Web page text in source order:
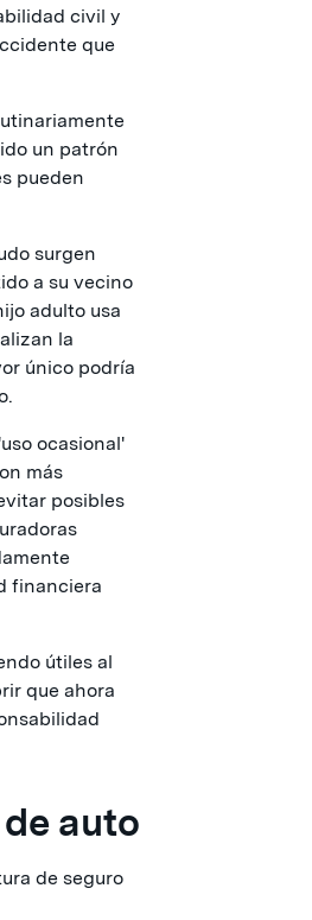
civil y
que
un patrón
pueden
surgen
a su vecino
adulto usa
la
único podría
ocasional'
más
posibles
financiera
útiles al
que ahora
auto
de seguro